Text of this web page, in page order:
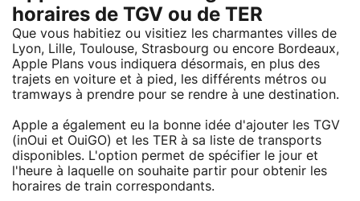
horaires de TGV ou de TER
Que vous habitiez ou visitiez les charmantes villes de
Lyon, Lille, Toulouse, Strasbourg ou encore Bordeaux,
Apple Plans vous indiquera désormais, en plus des
trajets en voiture et à pied, les différents métros ou
tramways à prendre pour se rendre à une destination.
Apple a également eu la bonne idée d'ajouter les TGV
(inOui et OuiGO) et les TER à sa liste de transports
disponibles. L'option permet de spécifier le jour et
l'heure à laquelle on souhaite partir pour obtenir les
horaires de train correspondants.